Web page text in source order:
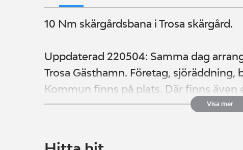
10 Nm skärgårdsbana i Trosa skärgård.
Uppdaterad 220504: Samma dag
Trosa Gästhamn. Företag, sjöräddning,
Kommun finns på plats. Där finns även
prisutdelning och alla deltagare iVisa mer